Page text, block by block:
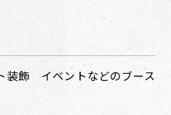
装飾 イベントなどのブース